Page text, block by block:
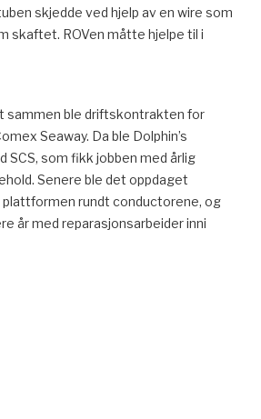
skjedde ved hjelp av en wire som
skaftet. ROVen måtte hjelpe til i
sammen ble driftskontrakten for
Seaway. Da ble Dolphin’s
SCS, som fikk jobben med årlig
Senere ble det oppdaget
plattformen rundt conductorene, og
år med reparasjonsarbeider inni